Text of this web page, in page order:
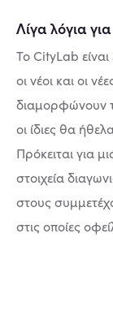
Λίγα λόγια
To CityLab
οι νέοι και οι
διαμορφώνουν
οι ίδιες θα
Πρόκειται για
στοιχεία
στους
στις οποίες